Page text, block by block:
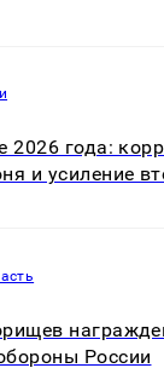
2026 года:
и усиление
России